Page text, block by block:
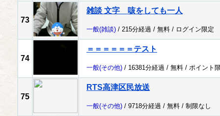
73
雑談 文字 咳をしても一人
一般(雑談) / 215分経過 / 無料 / ログイン限定
74
＝＝＝＝＝＝テスト
一般(その他) / 16381分経過 / 無料 / ポイント
75
RTS高津区民放送
一般(その他) / 9718分経過 / 無料 / 制限なし